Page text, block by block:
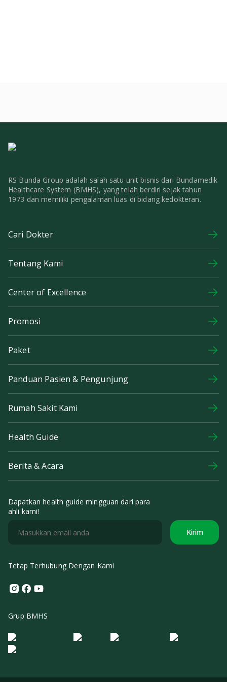
RS Bunda Group adalah salah satu unit bisnis dari Bundamedik
Healthcare System (BMHS), yang telah berdiri sejak tahun
1973 dan memiliki pengalaman luas di bidang kedokteran.
Cari Dokter
Tentang Kami
Center of Excellence
Promosi
Paket
Panduan Pasien & Pengunjung
Rumah Sakit Kami
Health Guide
Berita & Acara
Dapatkan health guide mingguan dari para
ahli kami!
Kirim
Tetap Terhubung Dengan Kami
Instagram
Facebook
Youtube
Grup BMHS
Logo Morula IFV Logo ER
Logo Diagnos
Logo IRSI